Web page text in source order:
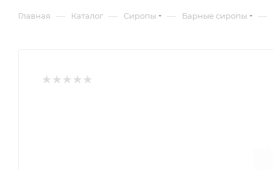
Главная — Каталог — Сиропы — Барные сиропы —